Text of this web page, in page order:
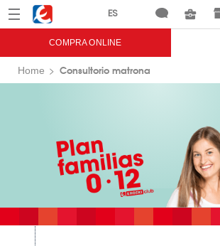
Menú Eroski
COMPRA ONLINE
Home Consultorio matrona